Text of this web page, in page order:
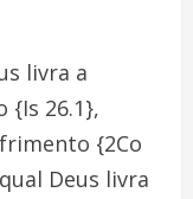
livra a
{Is 26.1},
{2Co
Deus livra